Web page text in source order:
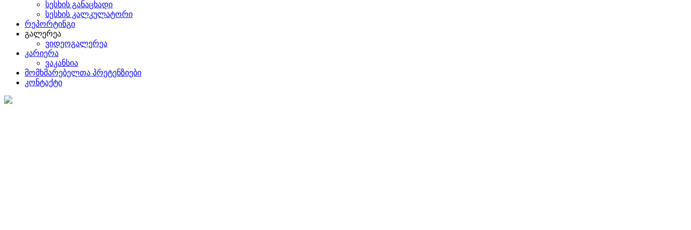
სესხის განაცხადი
სესხის კალკულატორი
რეპორტინგი
გალერეა
ვიდეოგალერეა
კარიერა
ვაკანსია
მომხმარებელთა პრეტენზიები
კონტაქტი